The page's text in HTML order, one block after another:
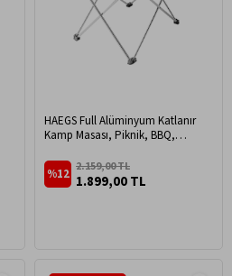
HAEGS Full Alüminyum Katlanır
Kamp Masası, Piknik, BBQ,
için Kolay Taşınabilir Kompakt
Outdoor Ultra Hafif Kamp Masası
Büyük Boy - Gümüş
1.899,00 TL
2.159,00 TL
%12